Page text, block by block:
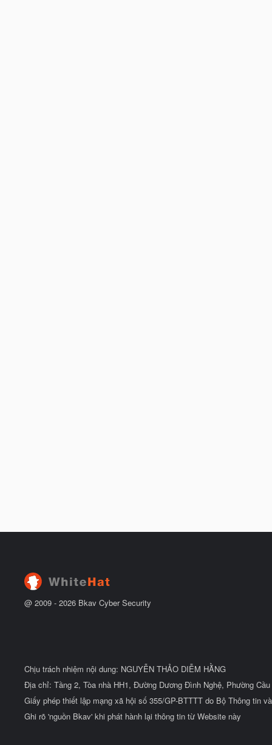
@ 2009 - 2026 Bkav Cyber Security
Chịu trách nhiệm nội dung: NGUYỄN THẢO DIỄM HẰNG
Địa chỉ: Tầng 2, Tòa nhà HH1, Đường Dương Đình Nghệ, Phường
Giấy phép thiết lập mạng xã hội số 355/GP-BTTTT do Bộ Thông tin
Ghi rõ 'nguồn Bkav' khi phát hành lại thông tin từ Website này